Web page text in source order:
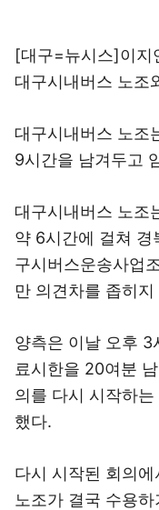
[대구=뉴시스]이지
대구시내버스 노조
대구시내버스 노조
9시간을 남겨두고
대구시내버스 노조
약 6시간에 걸쳐 경
구시버스운송사업
만 의견차를 좁히
양측은 이날 오후
료시한을 20여분
의를 다시 시작하
했다.
다시 시작된 회의
노조가 결국 수용